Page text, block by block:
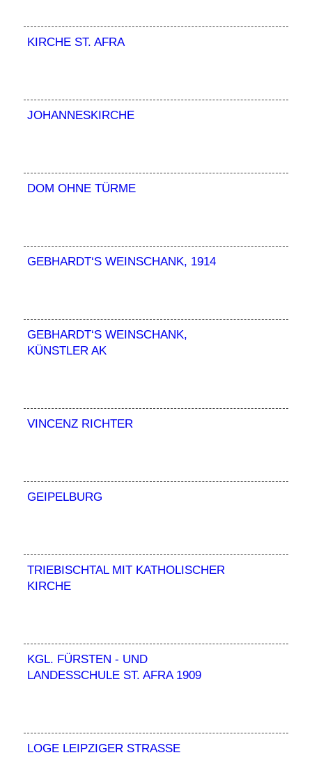
KIRCHE ST. AFRA
JOHANNESKIRCHE
DOM OHNE TÜRME
GEBHARDT‘S WEINSCHANK, 1914
GEBHARDT‘S WEINSCHANK,
KÜNSTLER AK
VINCENZ RICHTER
GEIPELBURG
TRIEBISCHTAL MIT KATHOLISCHER
KIRCHE
KGL. FÜRSTEN - UND
LANDESSCHULE ST. AFRA 1909
LOGE LEIPZIGER STRASSE